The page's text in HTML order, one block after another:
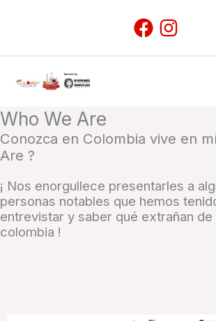
Who We Are
Conozca en Colombia vive en
Are ?
¡ Nos enorgullece presentarles a
personas notables que hemos
entrevistar y saber qué extrañan de
colombia !